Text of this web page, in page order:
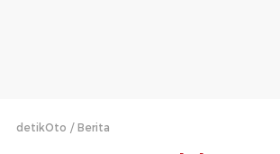
detikOto Berita